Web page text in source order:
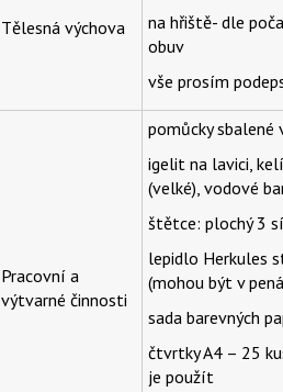
Tělesná výchova
na hřiště- dle
obuv
vše prosím
Pracovní a
výtvarné činnosti
pomůcky sbalené
igelit na lavici,
(velké), vodové
štětce: plochý 3
lepidlo Herkules
(mohou být v
sada barevných
čtvrtky A4 – 25
je použít